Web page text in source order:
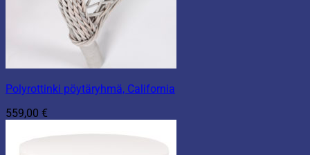
Polyrottinki pöytäryhmä, California
559,00 €